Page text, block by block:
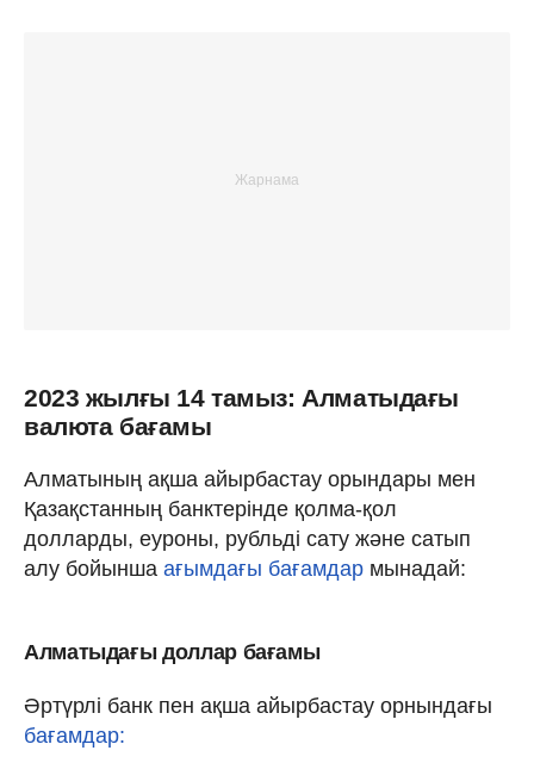
2023 жылғы 14 тамыз: Алматыдағы
валюта бағамы
Алматының ақша айырбастау орындары мен
Қазақстанның банктерінде қолма-қол
долларды, еуроны, рубльді сату және сатып
алу бойынша ағымдағы бағамдар мынадай:
Алматыдағы доллар бағамы
Әртүрлі банк пен ақша айырбастау орнындағы
бағамдар: